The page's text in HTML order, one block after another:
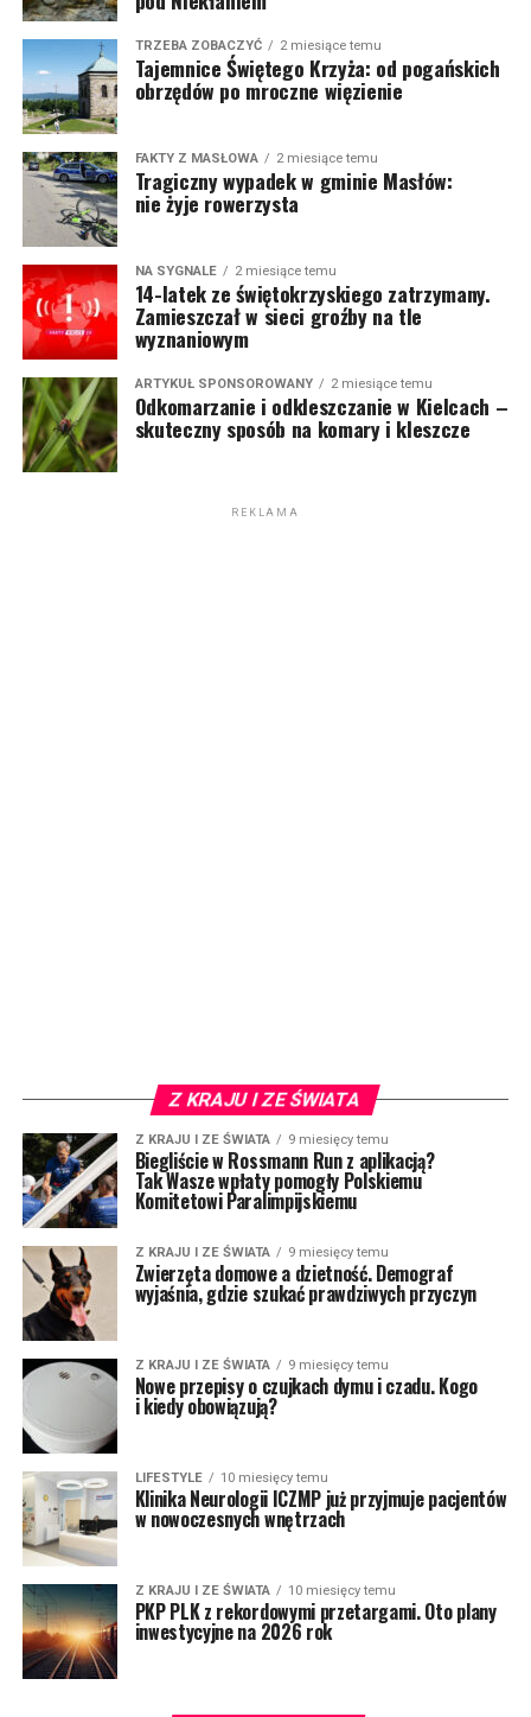
TRZEBA ZOBACZYĆ 2 miesiące temu
Tajemnice Świętego Krzyża: od pogańskich
obrzędów po mroczne więzienie
FAKTY Z MASŁOWA 2 miesiące temu
Tragiczny wypadek w gminie Masłów:
nie żyje rowerzysta
NA SYGNALE 2 miesiące temu
14-latek ze świętokrzyskiego zatrzymany.
Zamieszczał w sieci groźby na tle
wyznaniowym
ARTYKUŁ SPONSOROWANY 2 miesiące temu
Odkomarzanie i odkleszczanie w Kielcach –
skuteczny sposób na komary i kleszcze
REKLAMA
Z KRAJU I ZE ŚWIATA
Z KRAJU I ZE ŚWIATA 9 miesięcy temu
Biegliście w Rossmann Run z aplikacją?
Tak Wasze wpłaty pomogły Polskiemu
Komitetowi Paralimpijskiemu
Z KRAJU I ZE ŚWIATA 9 miesięcy temu
Zwierzęta domowe a dzietność. Demograf
wyjaśnia, gdzie szukać prawdziwych przyczyn
Z KRAJU I ZE ŚWIATA 9 miesięcy temu
Nowe przepisy o czujkach dymu i czadu. Kogo
i kiedy obowiązują?
LIFESTYLE 10 miesięcy temu
Klinika Neurologii ICZMP już przyjmuje pacjentów
w nowoczesnych wnętrzach
Z KRAJU I ZE ŚWIATA 10 miesięcy temu
PKP PLK z rekordowymi przetargami. Oto plany
inwestycyjne na 2026 rok